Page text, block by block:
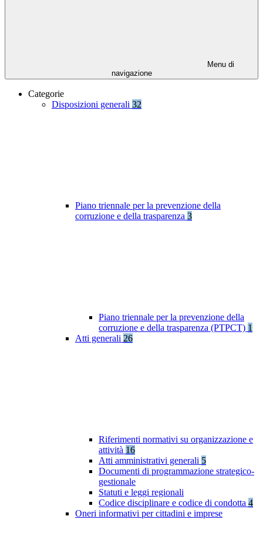
Menu di
navigazione
Categorie
Disposizioni generali 32
Piano triennale per la prevenzione della
corruzione e della trasparenza 3
Piano triennale per la prevenzione della
corruzione e della trasparenza (PTPCT) 1
Atti generali 26
Riferimenti normativi su organizzazione e
attività 16
Atti amministrativi generali 5
Documenti di programmazione strategico-
gestionale
Statuti e leggi regionali
Codice disciplinare e codice di condotta 4
Oneri informativi per cittadini e imprese